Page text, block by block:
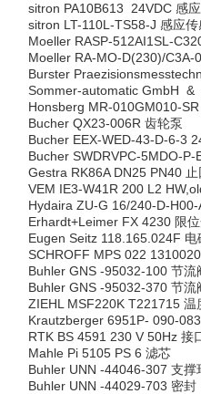
sitron PA10B613 24VDC 感
sitron LT-110L-TS58-J 感应传
Moeller RASP-512AI1SL-
Moeller RA-MO-D(230)/C3A-
Burster
Sommer-automatic GmbH &
Honsberg MR-010GM010-
Bucher QX23-006R 齿轮泵
Bucher EEX-WED-43-D-6-3
Bucher SWDRVPC-5MDO-
Gestra RK86A DN25 PN40 止
VEM IE3-W41R 200 L2
Hydaira ZU-G 16/240-D-
Erhardt+Leimer FX 4230 限
Eugen Seitz 118.165.024F 电
SCHROFF MPS 022
Buhler GNS -95032-100 节流
Buhler GNS -95032-370 节流
ZIEHL MSF220K T221715 温
Krautzberger 6951P- 090-
RTK BS 4591 230 V 50Hz 接
Mahle Pi 5105 PS 6 滤芯
Buhler UNN -44046-307 支撑
Buhler UNN -44029-703 密封